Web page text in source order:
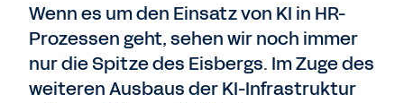
Wenn es um den Einsatz von KI in HR-
Prozessen geht, sehen wir noch immer
nur die Spitze des Eisbergs. Im Zuge des
weiteren Ausbaus der KI-Infrastruktur